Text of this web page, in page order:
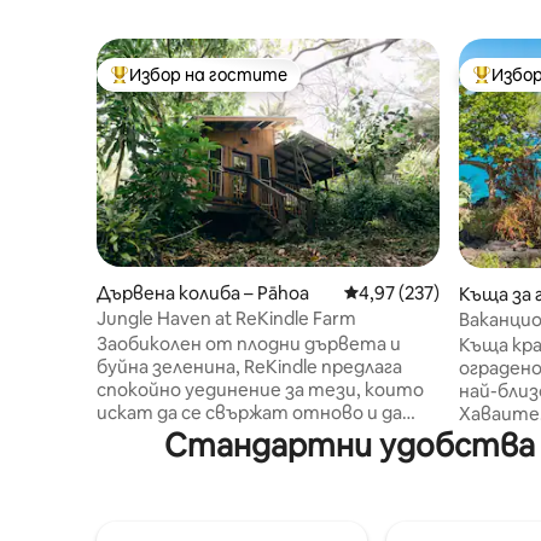
Най-популярен избор на гостите
Избор на гостите
Дървена колиба – Pāhoa Средна оценка: 4,97
4,97 (237)
Jungle Haven at ReKindle Farm
Заобиколен от плодни дървета и
буйна зеленина, ReKindle предлага
спокойно уединение за тези, които
искат да се свържат отново и да
възстановят. На 15 минути пеша до
океана нашата хижа, закътана в
Най-
Къща за
na
океана в
Къща
най-
океана
Стандартни удобства